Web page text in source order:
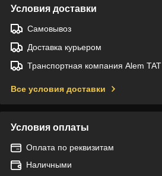
Условия доставки
Самовывоз
Доставка курьером
Транспортная компания Alem TAT
Все условия доставки
Условия оплаты
Оплата по реквизитам
Наличными